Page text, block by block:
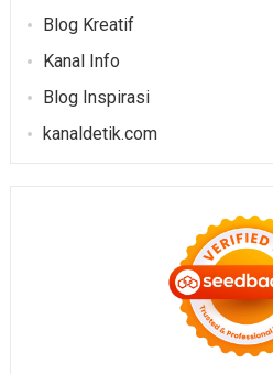
Blog Kreatif
Kanal Info
Blog Inspirasi
kanaldetik.com